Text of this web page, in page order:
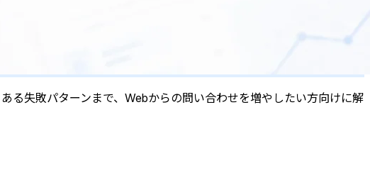
る失敗パターンまで、Webからの問い合わせを増やしたい方向けに解